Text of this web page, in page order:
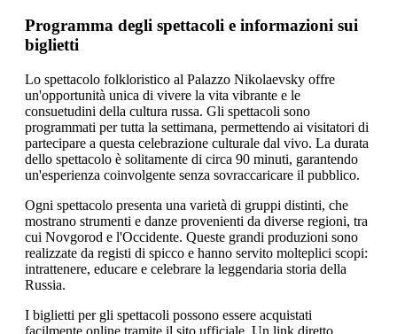
Programma degli spettacoli e informazioni sui
biglietti
Lo spettacolo folkloristico al Palazzo Nikolaevsky offre
un'opportunità unica di vivere la vita vibrante e le
consuetudini della cultura russa. Gli spettacoli sono
programmati per tutta la settimana, permettendo ai visitatori di
partecipare a questa celebrazione culturale dal vivo. La durata
dello spettacolo è solitamente di circa 90 minuti, garantendo
un'esperienza coinvolgente senza sovraccaricare il pubblico.
Ogni spettacolo presenta una varietà di gruppi distinti, che
mostrano strumenti e danze provenienti da diverse regioni, tra
cui Novgorod e l'Occidente. Queste grandi produzioni sono
realizzate da registi di spicco e hanno servito molteplici scopi:
intrattenere, educare e celebrare la leggendaria storia della
Russia.
I biglietti per gli spettacoli possono essere acquistati
facilmente online tramite il sito ufficiale. Un link diretto